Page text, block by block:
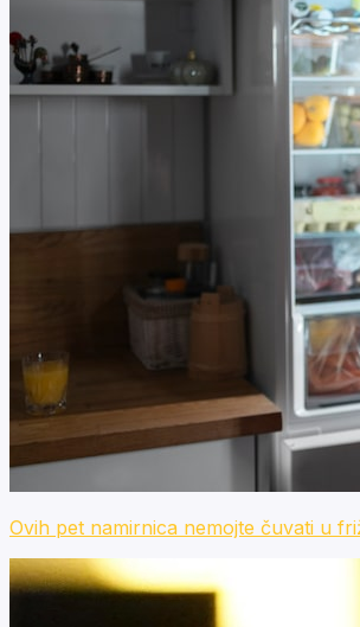
Ovih pet namirnica nemojte čuvati u